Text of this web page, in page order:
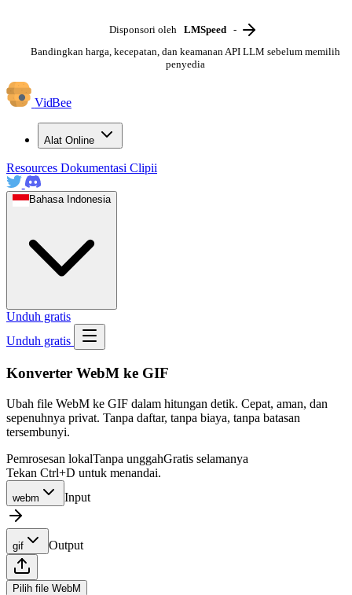
Disponsori oleh LMSpeed -
Bandingkan harga, kecepatan, dan keamanan API LLM sebelum memilih
penyedia
VidBee
Alat Online
Resources Dokumentasi Clipii
Bahasa Indonesia
Unduh gratis
Unduh gratis
Konverter WebM ke GIF
Ubah file WebM ke GIF dalam hitungan detik. Cepat, aman, dan
sepenuhnya privat. Tanpa daftar, tanpa biaya, tanpa batasan
tersembunyi.
Pemrosesan lokalTanpa unggahGratis selamanya
Tekan Ctrl+D untuk menandai.
webm Input
gif Output
Pilih file WebM